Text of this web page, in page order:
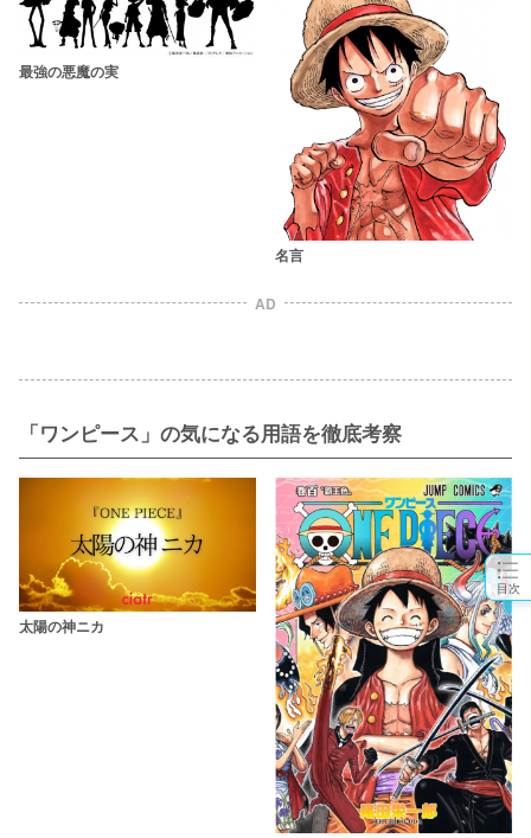
目次
最強の悪魔の実
名言
AD
「ワンピース」の気になる用語を徹底考察
太陽の神ニカ